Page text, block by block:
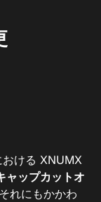
おける XNUMX
ャップカットオ
れにもかかわ